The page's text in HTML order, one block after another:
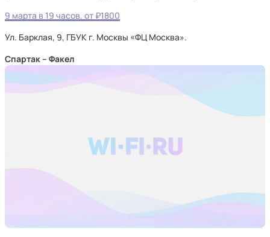
9 марта в 19 часов, от ₽1800
Ул. Барклая, 9, ГБУК г. Москвы «ФЦ Москва».
Спартак – Факел